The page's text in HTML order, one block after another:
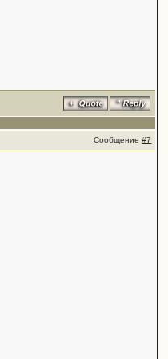
Сообщение#7